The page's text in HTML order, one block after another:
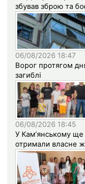
збував зброю та
06/08/2026 18:47
Ворог протягом
загиблі
06/08/2026 18:45
У Кам’янському
отримали власне